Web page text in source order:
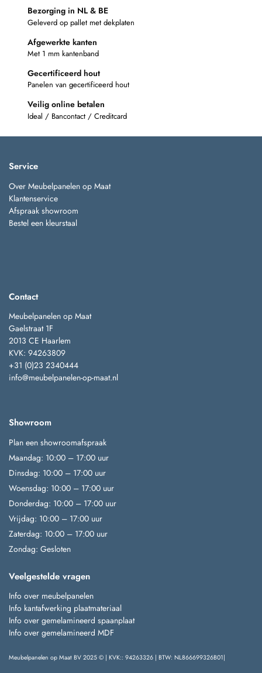
Bezorging in NL & BE
Geleverd op pallet met dekplaten
Afgewerkte kanten
Met 1 mm kantenband
Gecertificeerd hout
Panelen van gecertificeerd hout
Veilig online betalen
Ideal / Bancontact / Creditcard
Service
Over Meubelpanelen op Maat
Klantenservice
Afspraak showroom
Bestel een kleurstaal
Contact
Meubelpanelen op Maat
Gaelstraat 1F
2013 CE Haarlem
KVK: 94263809
+31 (0)23 2340444
info@meubelpanelen-op-maat.nl
Showroom
Plan een showroomafspraak
Maandag: 10:00 – 17:00 uur
Dinsdag: 10:00 – 17:00 uur
Woensdag: 10:00 – 17:00 uur
Donderdag: 10:00 – 17:00 uur
Vrijdag: 10:00 – 17:00 uur
Zaterdag: 10:00 – 17:00 uur
Zondag: Gesloten
Veelgestelde vragen
Info over meubelpanelen
Info kantafwerking plaatmateriaal
Info over gemelamineerd spaanplaat
Info over gemelamineerd MDF
Meubelpanelen op Maat BV 2025 © | KVK:: 94263326 | BTW: NL866699326B01|